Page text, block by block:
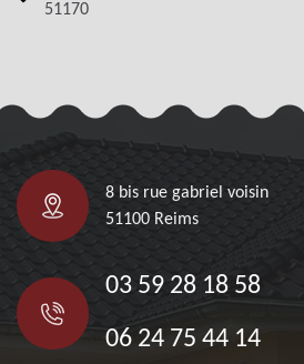
51170
8 bis rue gabriel voisin
51100 Reims
03 59 28 18 58
06 24 75 44 14